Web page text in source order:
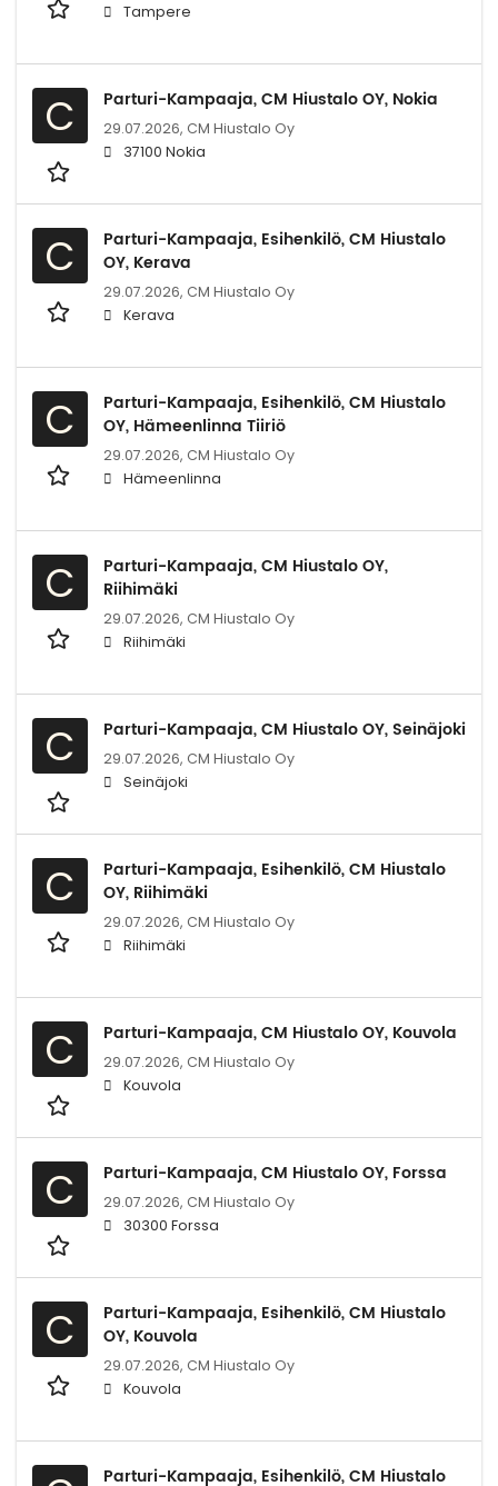
Tampere
C Parturi-Kampaaja, CM Hiustalo OY, Nokia
29.07.2026, CM Hiustalo Oy
37100 Nokia
C
Parturi-Kampaaja, Esihenkilö, CM Hiustalo
OY, Kerava
29.07.2026, CM Hiustalo Oy
Kerava
C
Parturi-Kampaaja, Esihenkilö, CM Hiustalo
OY, Hämeenlinna Tiiriö
29.07.2026, CM Hiustalo Oy
Hämeenlinna
C
Parturi-Kampaaja, CM Hiustalo OY,
Riihimäki
29.07.2026, CM Hiustalo Oy
Riihimäki
C Parturi-Kampaaja, CM Hiustalo OY, Seinäjoki
29.07.2026, CM Hiustalo Oy
Seinäjoki
C
Parturi-Kampaaja, Esihenkilö, CM Hiustalo
OY, Riihimäki
29.07.2026, CM Hiustalo Oy
Riihimäki
C Parturi-Kampaaja, CM Hiustalo OY, Kouvola
29.07.2026, CM Hiustalo Oy
Kouvola
C Parturi-Kampaaja, CM Hiustalo OY, Forssa
29.07.2026, CM Hiustalo Oy
30300 Forssa
C
Parturi-Kampaaja, Esihenkilö, CM Hiustalo
OY, Kouvola
29.07.2026, CM Hiustalo Oy
Kouvola
Parturi-Kampaaja, Esihenkilö, CM Hiustalo